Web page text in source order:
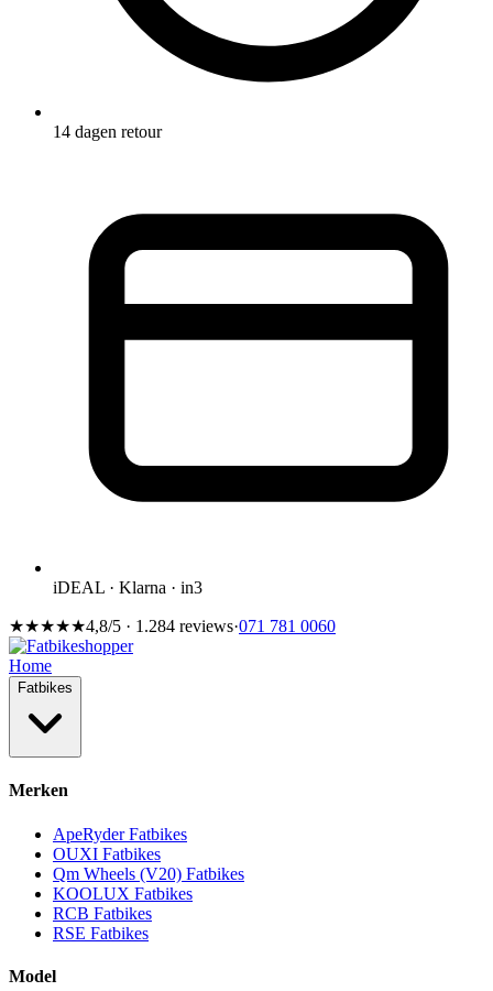
14 dagen retour
iDEAL · Klarna · in3
★★★★★4,8/5 · 1.284 reviews·071 781 0060
Home
Fatbikes
Merken
ApeRyder Fatbikes
OUXI Fatbikes
Qm Wheels (V20) Fatbikes
KOOLUX Fatbikes
RCB Fatbikes
RSE Fatbikes
Model